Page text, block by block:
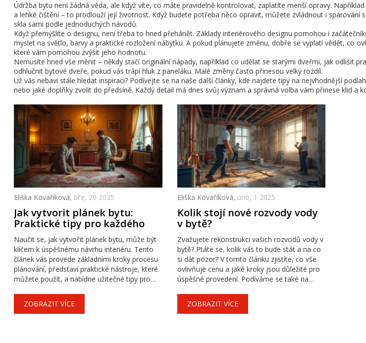
Údržba bytu není žádná věda, ale když víte, co máte pravidelně kontrolovat, zaplatíte menší opravy.
a lehké čištění – to prodlouží její životnost. Když budete potřeba něco opravit, můžete zvládnout i spárování
skla sami podle jednoduchých návodů.
Když přemýšlíte o designu, není třeba to hned přehánět. Základy interiérového designu pomohou i
myslet na světlo, barvy a praktické rozložení nábytku. A pokud plánujete změnu, dobře se vyplatí vědět, co
které vám pomohou zvýšit jeho hodnotu.
Nemusíte hned vše měnit – někdy stačí originální nápady, například co udělat se starými dveřmi, jak odlišit
odhlučnit bytové dveře, pokud vás trápí hluk z paneláku. Malé změny často přinesou velký rozdíl.
Už vás nebaví stále hledat inspiraci? Podívejte se na naše další články, kde najdete tipy na nejvhodnější
nebo jaké doplňky zvolit do předsíně. Každý detail má dnes svůj význam a správná volba vám přinese klid a
Eliška Kovaříková, bře, 20 2025
Jak vytvorit plánek bytu:
Praktické tipy pro každého
Naučit se, jak vytvořit plánek bytu, může být
klíčem k úspěšnému návrhu interiéru. Tento
článek vás provede základními kroky procesu
plánování, představí praktické nástroje, které
můžete použít, a nabídne užitečné tipy pro
zda plánujete rekonstruovat nebo zařizujete
nový prostor, tyto rady vám pomohou
ZOBRAZIT VÍCE
Eliška Kovaříková, úno, 1 2025
Kolik stojí nové rozvody vody
v bytě?
Zvažujete rekonstrukci vašich rozvodů vody v
bytě? Ptáte se, kolik vás to bude stát a na co
si dát pozor? V tomto článku zjistíte, co vše
ovlivňuje cenu a jaké kroky jsou důležité pro
úspěšné provedení. Podíváme se také na
jak se vyhnout zbytečným problémům. Zjistíte
vše potřebné o tom, co vás čeká během této
ZOBRAZIT VÍCE